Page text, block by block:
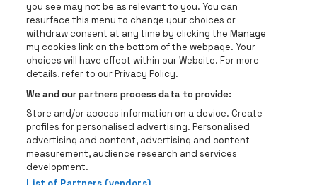
Ga naar de website van Champagne
Ga naar de website
Ga naar de website van Het
Ga naar de
AFAS Dome is een deel van be•at
AFAS Dome
Schijnpoortweg 119, 2170 Antwerpen
Be-At Venues
Schijnpoortweg 119, 2170 Antwerpen
BTW (BE) 0461.051.688 - RPR Antwerpen
BNP Paribas Fortis - IBAN: BE93 2200 4925 0067 - BIC:
you see may not be as relevant to you. You can
resurface this menu to change your choices or
withdraw consent at any time by clicking the Manage
my cookies link on the bottom of the webpage. Your
choices will have effect within our Website. For more
details, refer to our Privacy Policy.
We and our partners process data to provide:
Store and/or access information on a device. Create
profiles for personalised advertising. Personalised
advertising and content, advertising and content
measurement, audience research and services
development.